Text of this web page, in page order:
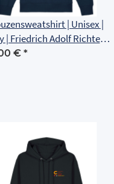
| Unisex |
| Friedrich Adolf Richter
Rudolstadt
€ *